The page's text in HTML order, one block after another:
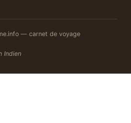
— carnet de voyage
Indien